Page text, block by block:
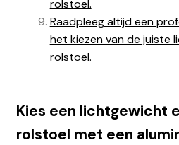
rolstoel.
Raadpleeg altijd een
het kiezen van de juiste
rolstoel.
Kies een lichtgewicht
rolstoel met een